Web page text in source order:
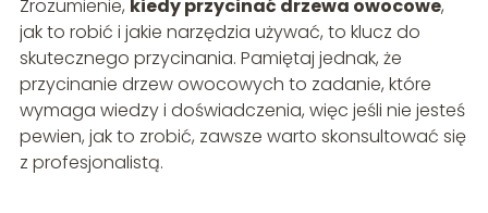
Zrozumienie, kiedy przycinać drzewa owocowe,
jak to robić i jakie narzędzia używać, to klucz do
skutecznego przycinania. Pamiętaj jednak, że
przycinanie drzew owocowych to zadanie, które
wymaga wiedzy i doświadczenia, więc jeśli nie jesteś
pewien, jak to zrobić, zawsze warto skonsultować się
z profesjonalistą.